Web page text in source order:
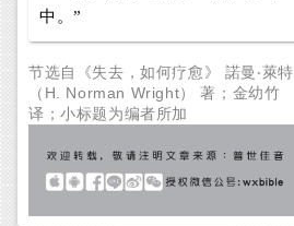
中。”
节选自《失去，如何疗愈》 諾曼‧萊特
（H. Norman Wright） 著；金幼竹
译；小标题为编者所加